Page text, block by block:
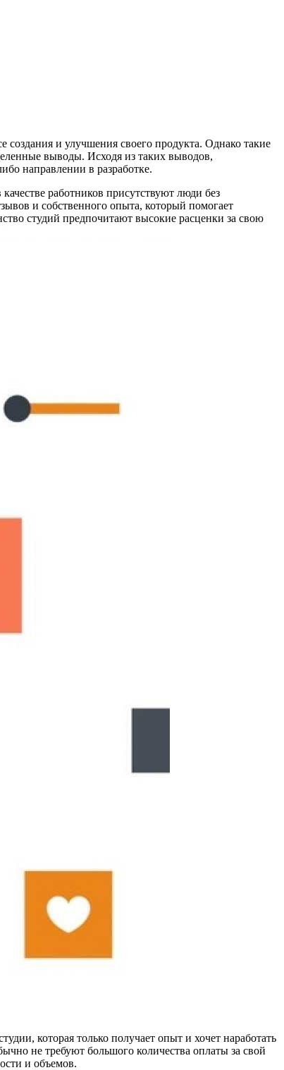
создания и улучшения своего продукта. Однако такие
выводы. Исходя из таких выводов,
направлении в разработке.
работников присутствуют люди без
и собственного опыта, который помогает
студий предпочитают высокие расценки за свою
которая только получает опыт и хочет наработать
не требуют большого количества оплаты за свой
и объемов.